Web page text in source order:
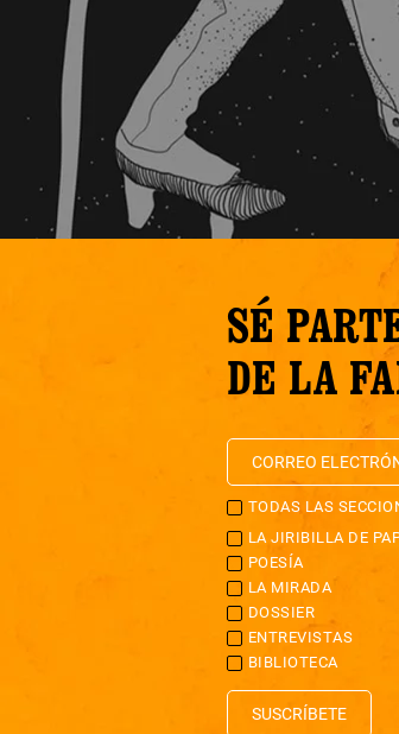
SÉ
DE LA
TODAS LAS
LA JIRIBILLA DE
POESÍA
LA MIRADA
DOSSIER
ENTREVISTAS
BIBLIOTECA
SUSCRÍBETE